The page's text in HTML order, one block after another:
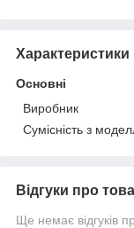
Характеристики
Основні
Виробник
Сумісність з
Відгуки про
Ще немає відгуків